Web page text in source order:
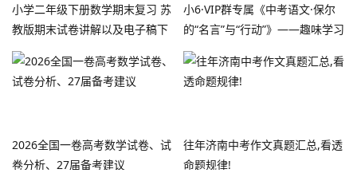
小学二年级下册数学期末复习 苏
教版期末试卷讲解以及电子稿下
载
小6·VIP群专属《中考语文·保尔
的“名言”与“行动”》——趣味学习
2026全国一卷高考数学试卷、试
卷分析、27届备考建议
往年济南中考作文真题汇总,看透
命题规律!